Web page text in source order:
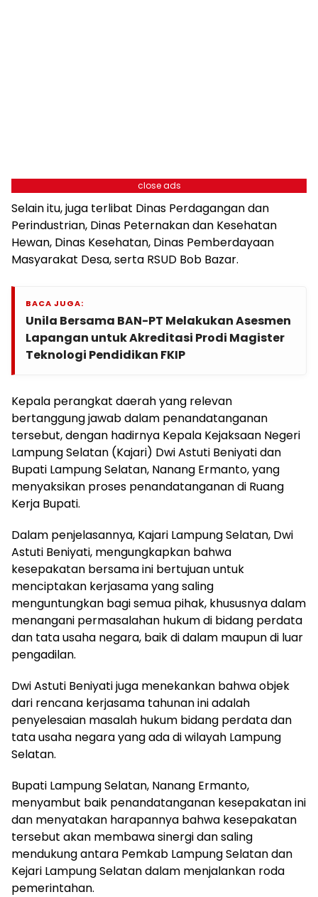
close ads
Selain itu, juga terlibat Dinas Perdagangan dan
Perindustrian, Dinas Peternakan dan Kesehatan
Hewan, Dinas Kesehatan, Dinas Pemberdayaan
Masyarakat Desa, serta RSUD Bob Bazar.
BACA JUGA:
Unila Bersama BAN-PT Melakukan Asesmen
Lapangan untuk Akreditasi Prodi Magister
Teknologi Pendidikan FKIP
Kepala perangkat daerah yang relevan
bertanggung jawab dalam penandatanganan
tersebut, dengan hadirnya Kepala Kejaksaan Negeri
Lampung Selatan (Kajari) Dwi Astuti Beniyati dan
Bupati Lampung Selatan, Nanang Ermanto, yang
menyaksikan proses penandatanganan di Ruang
Kerja Bupati.
Dalam penjelasannya, Kajari Lampung Selatan, Dwi
Astuti Beniyati, mengungkapkan bahwa
kesepakatan bersama ini bertujuan untuk
menciptakan kerjasama yang saling
menguntungkan bagi semua pihak, khususnya dalam
menangani permasalahan hukum di bidang perdata
dan tata usaha negara, baik di dalam maupun di luar
pengadilan.
Dwi Astuti Beniyati juga menekankan bahwa objek
dari rencana kerjasama tahunan ini adalah
penyelesaian masalah hukum bidang perdata dan
tata usaha negara yang ada di wilayah Lampung
Selatan.
Bupati Lampung Selatan, Nanang Ermanto,
menyambut baik penandatanganan kesepakatan ini
dan menyatakan harapannya bahwa kesepakatan
tersebut akan membawa sinergi dan saling
mendukung antara Pemkab Lampung Selatan dan
Kejari Lampung Selatan dalam menjalankan roda
pemerintahan.